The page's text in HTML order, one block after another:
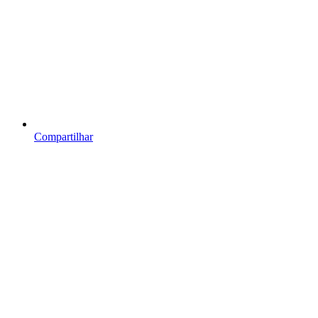
Compartilhar